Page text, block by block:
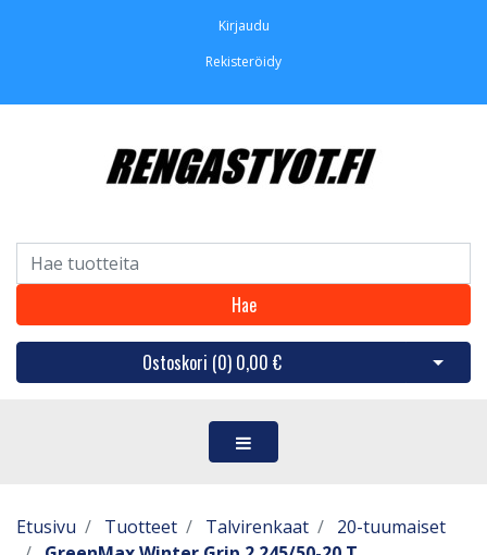
Kirjaudu
Rekisteröidy
Hae
Ostoskori (0) 0,00 € Avaa
Etusivu Tuotteet Talvirenkaat
20-tuumaiset